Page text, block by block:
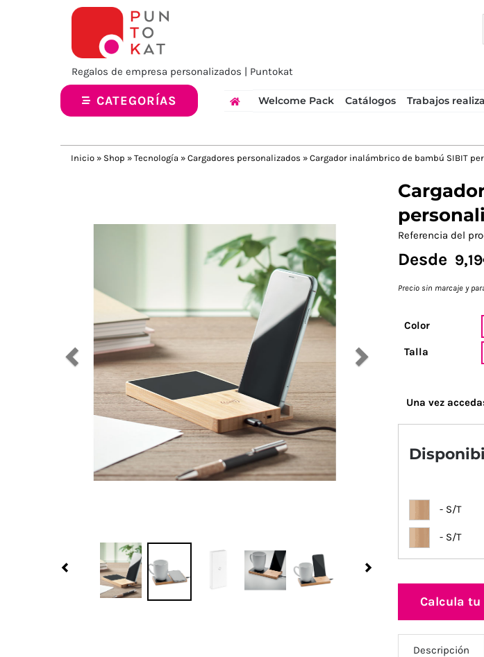
Regalos de empresa personalizados | Puntokat
CATEGORÍAS Welcome Pack Catálogos Trabajos
Inicio » Shop » Tecnología » Cargadores personalizados » Cargador inalámbrico de bambú SIBIT
Previous
Referencia del
Desde 9,19
Precio sin marcaje y
Color
Talla
Una vez
- S/T
- S/T
Calcula
Descripción